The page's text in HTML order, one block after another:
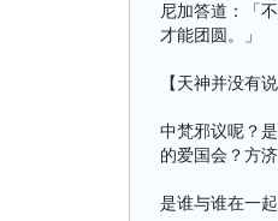
尼加答道：「
才能团圆。」
【天神并没有
中梵邪议呢？
的爱国会？方
是谁与谁在一